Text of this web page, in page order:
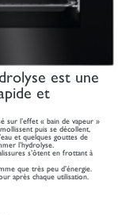
est une
et
sur l’effet « bain de vapeur »
puis se décollent,
et quelques gouttes de
l’hydrolyse.
s’ôtent en frottant à
que très peu d’énergie.
après chaque utilisation.